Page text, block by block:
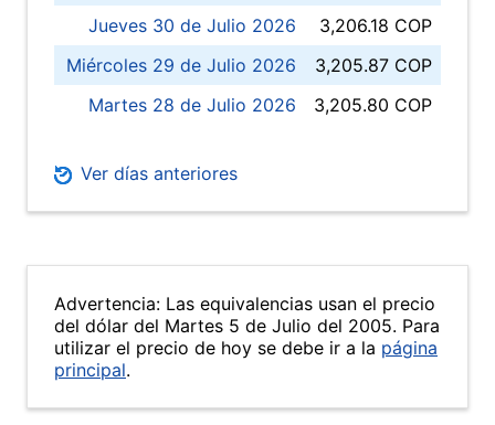
Jueves 30 de Julio 2026
3,206.18 COP
Miércoles 29 de Julio 2026
3,205.87 COP
Martes 28 de Julio 2026
3,205.80 COP
Ver días anteriores
Advertencia: Las equivalencias usan el precio
del dólar del Martes 5 de Julio del 2005. Para
utilizar el precio de hoy se debe ir a la página
principal.